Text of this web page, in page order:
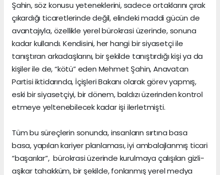
Şahin, söz konusu yeteneklerini, sadece ortaklarını çırak
çıkardığı ticaretlerinde değil, elindeki maddi gücün de
avantajıyla, özellikle yerel bürokrasi üzerinde, sonuna
kadar kullandı. Kendisini, her hangi bir siyasetçi ile
tanıştıran arkadaşlarını, bir şekilde tanıştırdığı kişi ya da
kişiler ile de, “kötü” eden Mehmet Şahin, Anavatan
Partisi iktidarında, İçişleri Bakanı olarak görev yapmış,
eski bir siyasetçiyi, bir dönem, baldızı üzerinden kontrol
etmeye yeltenebilecek kadar işi ilerletmişti.
Tüm bu süreçlerin sonunda, insanların sırtına basa
basa, yapılan kariyer planlaması, iyi ambalajlanmış ticari
“başarılar”, bürokrasi üzerinde kurulmaya çalışılan gizli-
aşikar tahakküm, bir şekilde, fonlanmış yerel medya